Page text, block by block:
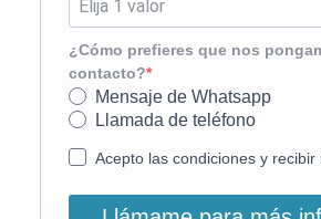
¿Cómo prefieres que nos
contacto?
Mensaje de Whatsapp
Llamada de teléfono
Acepto las condiciones y recibir